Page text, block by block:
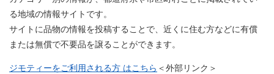
る地域の情報サイトです。
サイトに品物の情報を投稿することで、近くに住む方などに有償
または無償で不要品を譲ることができます。
ジモティーをご利用される方 はこちら ＜外部リンク＞